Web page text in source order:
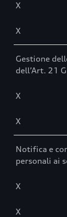
X
X
Gestione
dell’Art. 21
X
X
Notifica e
personali ai
X
X